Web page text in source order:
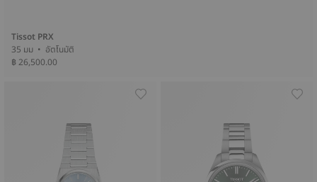
Tissot PRX
35 มม • อัตโนมัติ
฿ 26,500.00